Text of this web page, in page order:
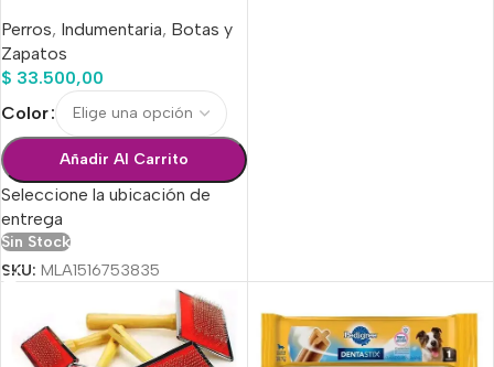
Perros, Indumentaria, Botas y
Zapatos
$ 33.500,00
Color
Añadir Al Carrito
Seleccione la ubicación de
entrega
Sin Stock
SKU: MLA1516753835